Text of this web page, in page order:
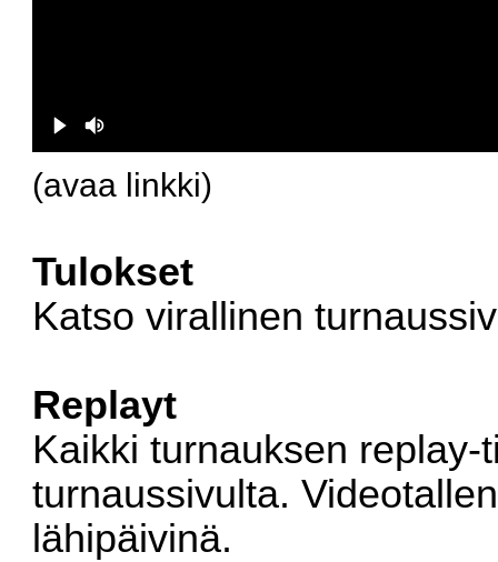
(avaa linkki)
Tulokset
Katsovirallinen
Replayt
Kaikki turnauksen
turnaussivulta.
lähipäivinä.